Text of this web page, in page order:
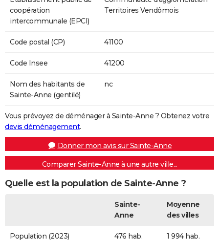
coopération
intercommunale (EPCI)
Territoires Vendômois
Code postal (CP) 41100
Code Insee 41200
Nom des habitants de
Sainte-Anne (gentilé)
nc
Vous prévoyez de déménager à Sainte-Anne ? Obtenez votre
devis déménagement.
Donner mon avis sur Sainte-Anne
Comparer Sainte-Anne à une autre ville...
Quelle est la population de Sainte-Anne ?
Sainte-
Anne
Moyenne
des villes
Population (2023) 476 hab. 1 994 hab.